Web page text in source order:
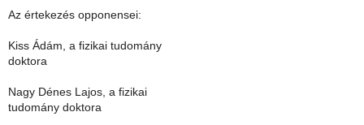
Az értekezés opponensei:
Kiss Ádám, a fizikai tudomány
doktora
Nagy Dénes Lajos, a fizikai
tudomány doktora